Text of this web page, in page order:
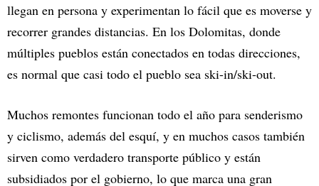
llegan en persona y experimentan lo fácil que es moverse y
recorrer grandes distancias. En los Dolomitas, donde
múltiples pueblos están conectados en todas direcciones,
es normal que casi todo el pueblo sea ski-in/ski-out.
Muchos remontes funcionan todo el año para senderismo
y ciclismo, además del esquí, y en muchos casos también
sirven como verdadero transporte público y están
subsidiados por el gobierno, lo que marca una gran